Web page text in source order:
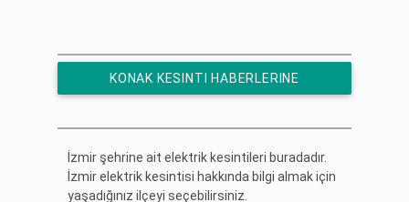
KONAK KESINTI HABERLERINE
İzmir şehrine ait elektrik kesintileri buradadır.
İzmir elektrik kesintisi hakkında bilgi almak için
yaşadığınız ilçeyi seçebilirsiniz.